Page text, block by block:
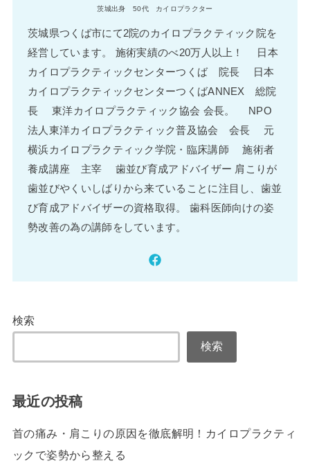
茨城出身 50代 カイロプラクター
茨城県つくば市にて2院のカイロプラクティック院を
経営しています。 施術実績のべ20万人以上！ 日本
カイロプラクティックセンターつくば 院長 日本
カイロプラクティックセンターつくばANNEX 総院
長 東洋カイロプラクティック協会 会長。 NPO
法人東洋カイロプラクティック普及協会 会長 元
横浜カイロプラクティック学院・臨床講師 施術者
養成講座 主宰 歯並び育成アドバイザー 肩こりが
歯並びやくいしばりから来ていることに注目し、歯並
び育成アドバイザーの資格取得。 歯科医師向けの姿
勢改善の為の講師をしています。
検索
検索
最近の投稿
首の痛み・肩こりの原因を徹底解明！カイロプラクティ
ックで姿勢から整える